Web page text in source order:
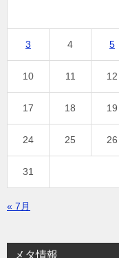
3 4 5
10 11 12
17 18 19
24 25 26
31
« 7月
メタ情報